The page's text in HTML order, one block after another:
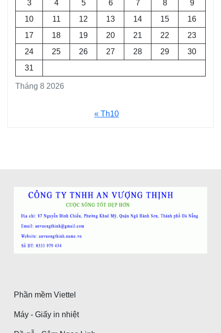
Tháng 8 2026
3
4 5 6 7 8
9
10
11 12 13 14 15
16
17
18 19 20 21 22
23
24
25 26 27 28 29
30
31
« Th10
Phần mềm Viettel
Máy - Giấy in nhiệt